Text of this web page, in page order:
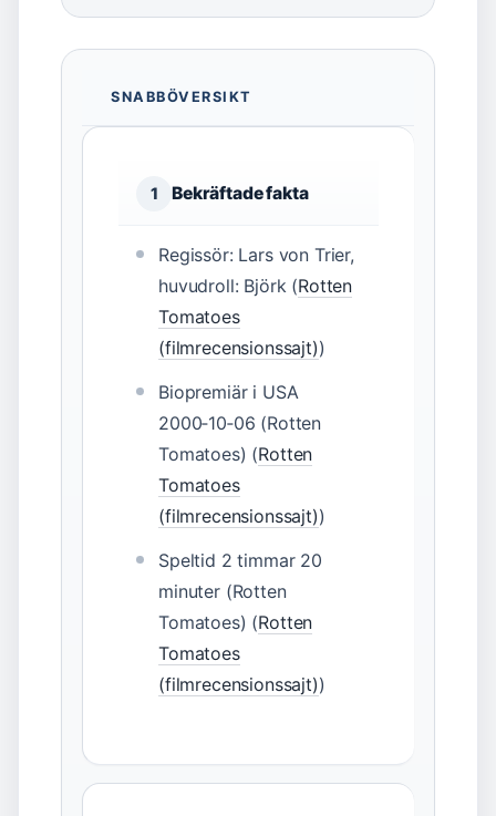
SNABBÖVERSIKT
1 Bekräftade fakta
Regissör: Lars von Trier,
huvudroll: Björk (Rotten
Tomatoes
(filmrecensionssajt))
Biopremiär i USA
2000‑10‑06 (Rotten
Tomatoes) (Rotten
Tomatoes
(filmrecensionssajt))
Speltid 2 timmar 20
minuter (Rotten
Tomatoes) (Rotten
Tomatoes
(filmrecensionssajt))